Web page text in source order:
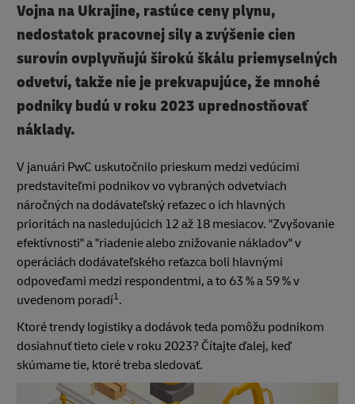
Vojna na Ukrajine, rastúce ceny plynu,
nedostatok pracovnej sily a zvýšenie cien
surovín ovplyvňujú širokú škálu priemyselných
odvetví, takže nie je prekvapujúce, že mnohé
podniky budú v roku 2023 uprednostňovať
náklady.
V januári PwC uskutočnilo prieskum medzi vedúcimi
predstaviteľmi podnikov vo vybraných odvetviach
náročných na dodávateľský reťazec o ich hlavných
prioritách na nasledujúcich 12 až 18 mesiacov. "Zvyšovanie
efektívnosti" a "riadenie alebo znižovanie nákladov" v
operáciách dodávateľského reťazca boli hlavnými
odpoveďami medzi respondentmi, a to 63 % a 59 % v
uvedenom poradí1.
Ktoré trendy logistiky a dodávok teda pomôžu podnikom
dosiahnuť tieto ciele v roku 2023? Čítajte ďalej, keď
skúmame tie, ktoré treba sledovať.